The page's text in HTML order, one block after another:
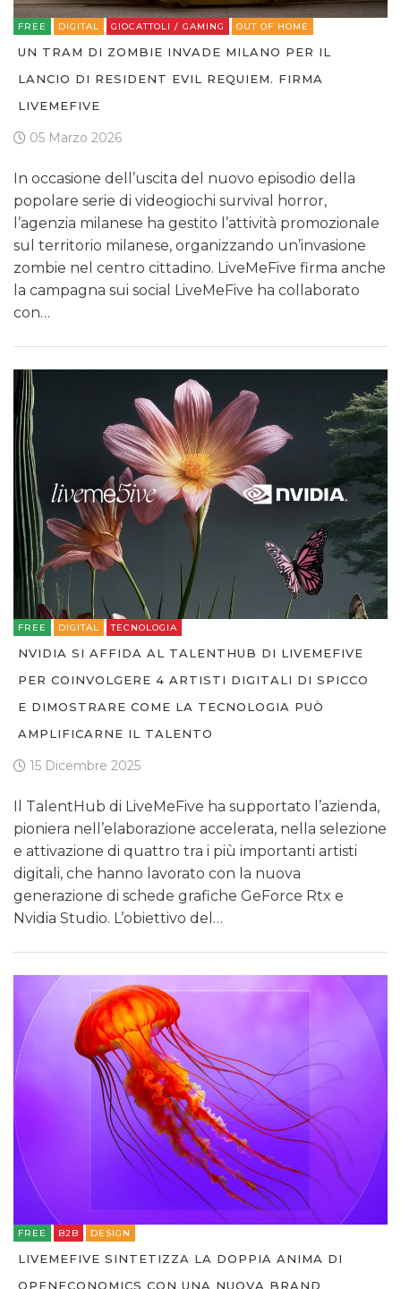
FREE DIGITAL GIOCATTOLI / GAMING OUT OF HOME
UN TRAM DI ZOMBIE INVADE MILANO PER IL
LANCIO DI RESIDENT EVIL REQUIEM. FIRMA
LIVEMEFIVE
05 Marzo 2026
In occasione dell’uscita del nuovo episodio della
popolare serie di videogiochi survival horror,
l’agenzia milanese ha gestito l’attività promozionale
sul territorio milanese, organizzando un’invasione
zombie nel centro cittadino. LiveMeFive firma anche
la campagna sui social LiveMeFive ha collaborato
con…
FREE DIGITAL TECNOLOGIA
NVIDIA SI AFFIDA AL TALENTHUB DI LIVEMEFIVE
PER COINVOLGERE 4 ARTISTI DIGITALI DI SPICCO
E DIMOSTRARE COME LA TECNOLOGIA PUÒ
AMPLIFICARNE IL TALENTO
15 Dicembre 2025
Il TalentHub di LiveMeFive ha supportato l’azienda,
pioniera nell’elaborazione accelerata, nella selezione
e attivazione di quattro tra i più importanti artisti
digitali, che hanno lavorato con la nuova
generazione di schede grafiche GeForce Rtx e
Nvidia Studio. L’obiettivo del…
FREE B2B DESIGN
LIVEMEFIVE SINTETIZZA LA DOPPIA ANIMA DI
OPENECONOMICS CON UNA NUOVA BRAND